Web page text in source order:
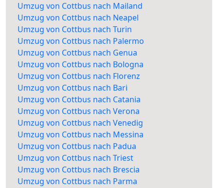
Umzug von Cottbus nach Mailand
Umzug von Cottbus nach Neapel
Umzug von Cottbus nach Turin
Umzug von Cottbus nach Palermo
Umzug von Cottbus nach Genua
Umzug von Cottbus nach Bologna
Umzug von Cottbus nach Florenz
Umzug von Cottbus nach Bari
Umzug von Cottbus nach Catania
Umzug von Cottbus nach Verona
Umzug von Cottbus nach Venedig
Umzug von Cottbus nach Messina
Umzug von Cottbus nach Padua
Umzug von Cottbus nach Triest
Umzug von Cottbus nach Brescia
Umzug von Cottbus nach Parma